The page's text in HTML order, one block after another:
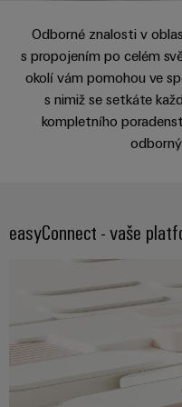
lze
prožít.
Úprava
vody
Řešení
pro
ochranu
a
průmysl
Datové
PUSH IN
Stejnosměrné
mikrosítě
u-
Průmyslové
5G
Jednopárový
Ethernet
Pair
svorkovnice
PCB
Systémy
skříní
Systémy
a komponenty
pro
Sady
návrh
kabelu
službou
Fast
Delivery
Poradenství
inženýrství
Poradenství
konektivitu
SpolečnostUdržitelnost
Dodržování
předpisů
Pobočky
management
a
certifikáty
Orange
Časopis
Prodej
Aktuálně
Newsletter
Webináře
Užitečné
Produktový
katalog
Ke
A
IOT
GATEWAY,
PART
NAVŠTIVTE
PŘEHLED
Odborné znalosti v
s propojením po celém
okolí vám pomohou ve
s nimiž se setkáte
kompletního
easyConnect - vaše